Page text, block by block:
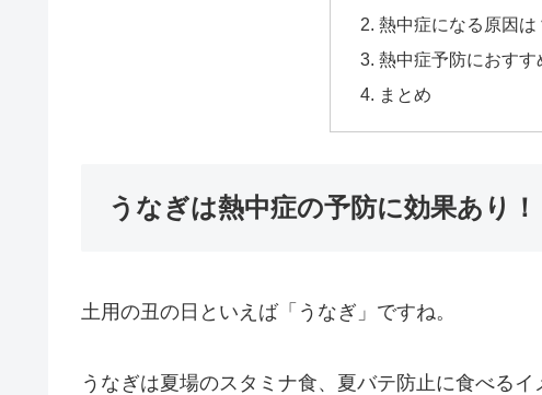
熱中症になる原因は
熱中症予防におすす
まとめ
うなぎは熱中症の予防に効果あり！
土用の丑の日といえば「うなぎ」ですね。
うなぎは夏場のスタミナ食、夏バテ防止に食べる